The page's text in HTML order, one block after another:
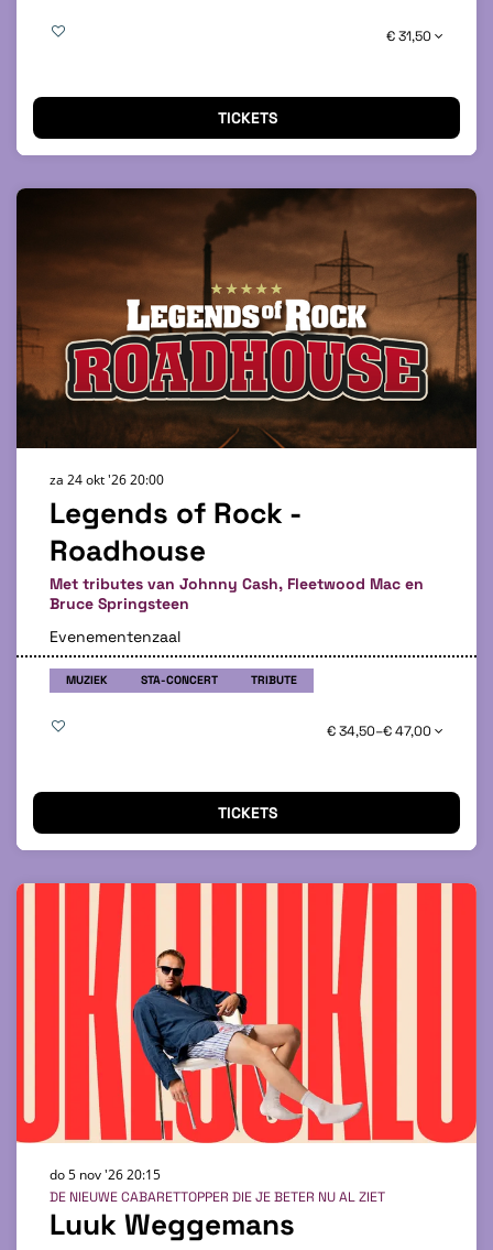
€ 31,50
TICKETS
Legends of Rock -
Roadhouse
Met tributes van Johnny Cash, Fleetwood Mac en
Bruce Springsteen
za 24 okt '2620:00
Evenementenzaal
MUZIEK STA-CONCERT TRIBUTE
€ 34,50–€ 47,00
TICKETS
Luuk Weggemans
DE NIEUWE CABARETTOPPER DIE JE BETER NU AL ZIET
do 5 nov '2620:15